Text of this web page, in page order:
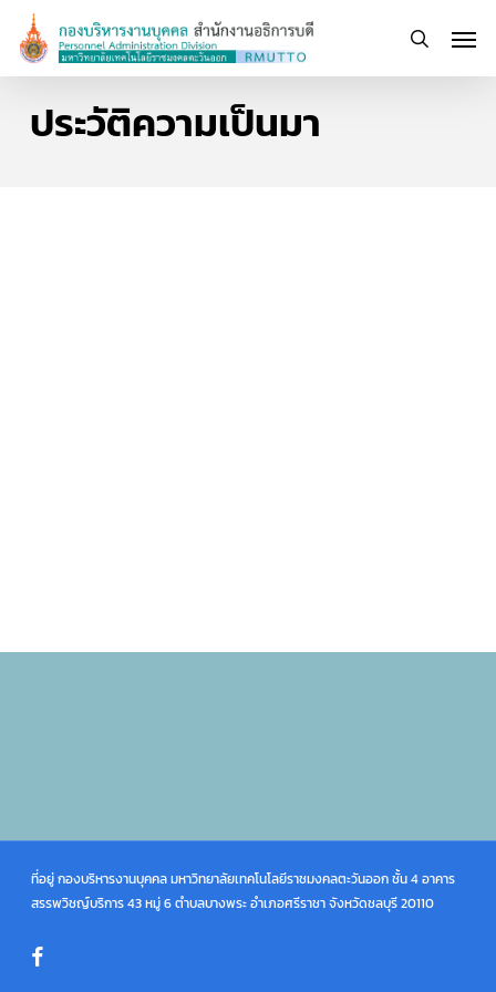
main
search
ประวัติความเป็นมา
ที่อยู่ กองบริหารงานบุคคล มหาวิทยาลัยเทคโนโลยีราชมงคลตะวันออก ชั้น 4 อาคาร
สรรพวิชญ์บริการ 43 หมู่ 6 ตำบลบางพระ อำเภอศรีราชา จังหวัดชลบุรี 20110
facebook